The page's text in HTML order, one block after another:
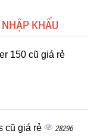
KHẨU
150 cũ giá rẻ
cũ giá rẻ 28296